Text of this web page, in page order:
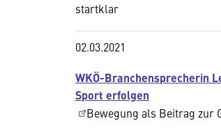
startklar
02.03.2021
WKÖ-Branchensprecherin
Sport erfolgen
Bewegung als Beitrag zur